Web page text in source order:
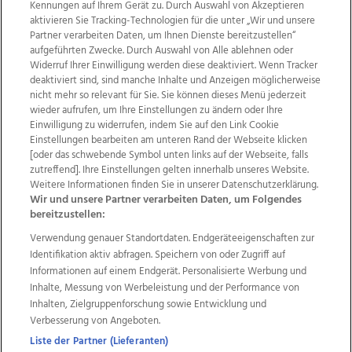
Wir über uns Mediadaten Kontakt
Jobs
Datenschutz
Impressum
AGB Anzeigekunden
AGB Website
Ehrenkodex Politische Werbung
Weitere Angebote des Medienhauses Wimmer
TV1 di-mog-i.at OÖNow
Ischler Woche
Life Radio
OÖNachrichten
OÖN Immobilien
OÖN Karriere
OÖN Reise
Promenaden Galerien
Regionaljobs
wasistlos.at wirtrauern.at
Kennungen auf Ihrem Gerät zu. Durch Auswahl von Akzeptieren
aktivieren Sie Tracking-Technologien für die unter „Wir und unsere
Partner verarbeiten Daten, um Ihnen Dienste bereitzustellen“
aufgeführten Zwecke. Durch Auswahl von Alle ablehnen oder
Widerruf Ihrer Einwilligung werden diese deaktiviert. Wenn Tracker
deaktiviert sind, sind manche Inhalte und Anzeigen möglicherweise
nicht mehr so relevant für Sie. Sie können dieses Menü jederzeit
wieder aufrufen, um Ihre Einstellungen zu ändern oder Ihre
Einwilligung zu widerrufen, indem Sie auf den Link Cookie
Einstellungen bearbeiten am unteren Rand der Webseite klicken
[oder das schwebende Symbol unten links auf der Webseite, falls
zutreffend]. Ihre Einstellungen gelten innerhalb unseres Website.
Weitere Informationen finden Sie in unserer Datenschutzerklärung.
Wir und unsere Partner verarbeiten Daten, um Folgendes
bereitzustellen:
Verwendung genauer Standortdaten. Endgeräteeigenschaften zur
Identifikation aktiv abfragen. Speichern von oder Zugriff auf
Informationen auf einem Endgerät. Personalisierte Werbung und
Inhalte, Messung von Werbeleistung und der Performance von
Inhalten, Zielgruppenforschung sowie Entwicklung und
Verbesserung von Angeboten.
Liste der Partner (Lieferanten)